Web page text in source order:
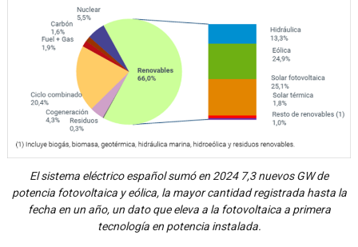
El sistema eléctrico español sumó en 2024 7,3 nuevos GW de
potencia fotovoltaica y eólica, la mayor cantidad registrada hasta la
fecha en un año, un dato que eleva a la fotovoltaica a primera
tecnología en potencia instalada.